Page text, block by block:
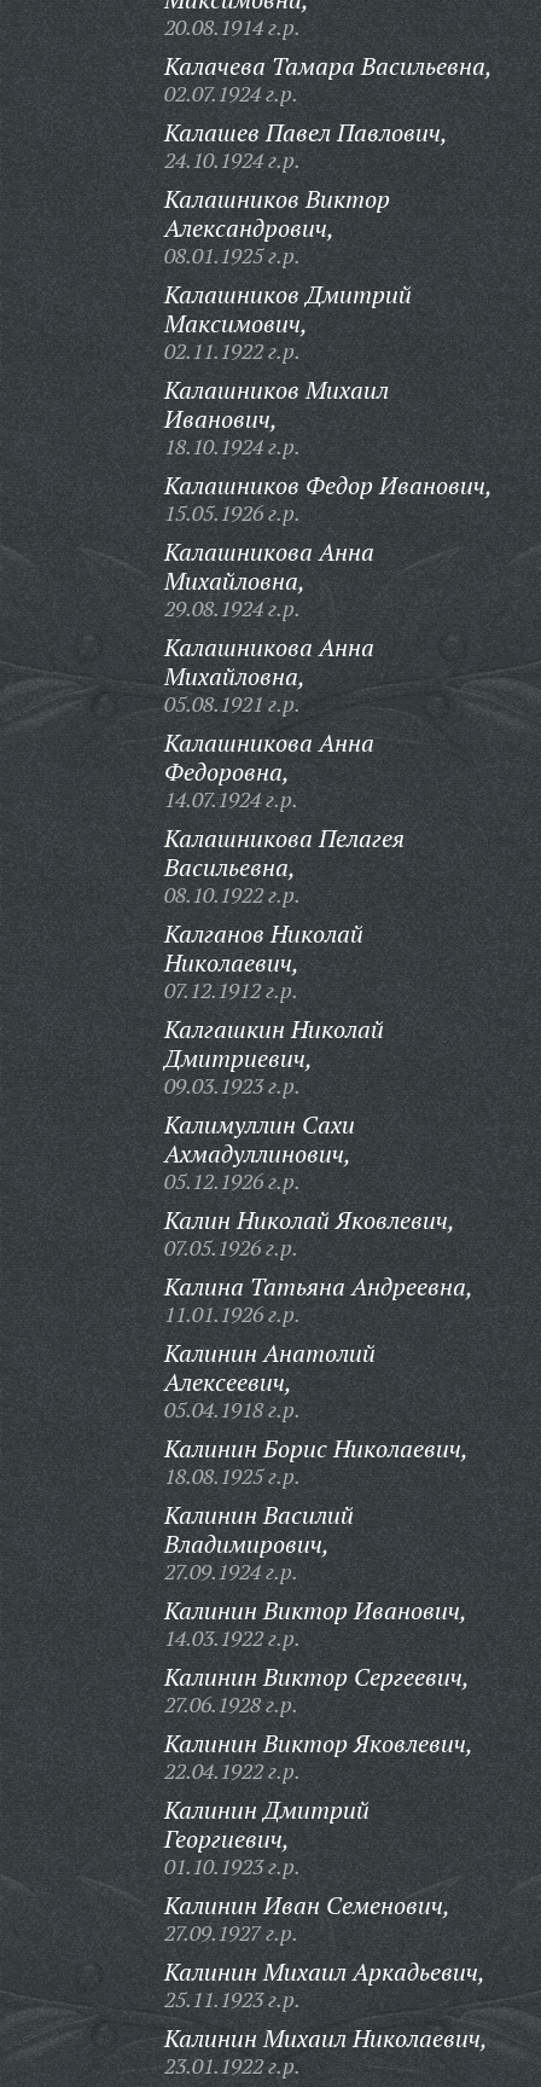
20.08.1914 г.р.
Калачева Тамара Васильевна,
02.07.1924 г.р.
Калашев Павел Павлович,
24.10.1924 г.р.
Калашников Виктор
Александрович,
08.01.1925 г.р.
Калашников Дмитрий
Максимович,
02.11.1922 г.р.
Калашников Михаил
Иванович,
18.10.1924 г.р.
Калашников Федор Иванович,
15.05.1926 г.р.
Калашникова Анна
Михайловна,
29.08.1924 г.р.
Калашникова Анна
Михайловна,
05.08.1921 г.р.
Калашникова Анна
Федоровна,
14.07.1924 г.р.
Калашникова Пелагея
Васильевна,
08.10.1922 г.р.
Калганов Николай
Николаевич,
07.12.1912 г.р.
Калгашкин Николай
Дмитриевич,
09.03.1923 г.р.
Калимуллин Сахи
Ахмадуллинович,
05.12.1926 г.р.
Калин Николай Яковлевич,
07.05.1926 г.р.
Калина Татьяна Андреевна,
11.01.1926 г.р.
Калинин Анатолий
Алексеевич,
05.04.1918 г.р.
Калинин Борис Николаевич,
18.08.1925 г.р.
Калинин Василий
Владимирович,
27.09.1924 г.р.
Калинин Виктор Иванович,
14.03.1922 г.р.
Калинин Виктор Сергеевич,
27.06.1928 г.р.
Калинин Виктор Яковлевич,
22.04.1922 г.р.
Калинин Дмитрий
Георгиевич,
01.10.1923 г.р.
Калинин Иван Семенович,
27.09.1927 г.р.
Калинин Михаил Аркадьевич,
25.11.1923 г.р.
Калинин Михаил Николаевич,
23.01.1922 г.р.